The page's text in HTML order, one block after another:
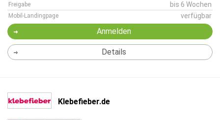
Freigabe bis 6 Wochen
Mobil-Landingpage verfügbar
Anmelden
Details
Klebefieber.de